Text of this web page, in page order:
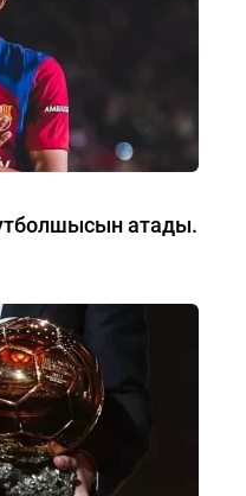
атады.